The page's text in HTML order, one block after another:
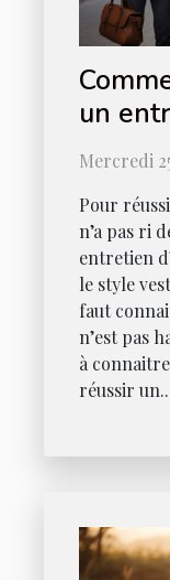
un
Mercredi
Pour
n’a pas ri
entretien
le style
faut
n’est pas
à
réussir